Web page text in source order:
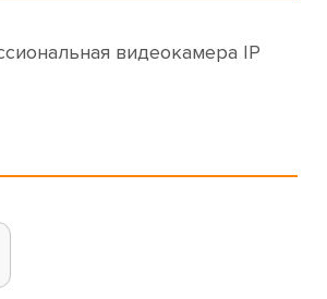
видеокамера IP